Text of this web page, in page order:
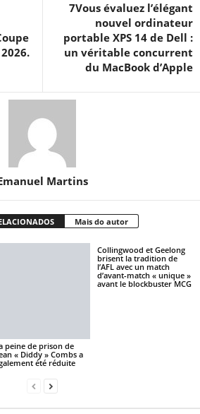
7Vous évaluez l’élégant
nouvel ordinateur
portable XPS 14 de Dell :
un véritable concurrent
du MacBook d’Apple
Martins
Mais do autor
peine de prison de
« Diddy » Combs a
été réduite
Collingwood et Geelong
brisent la tradition de
l’AFL avec un match
d’avant-match « unique »
avant le blockbuster MCG